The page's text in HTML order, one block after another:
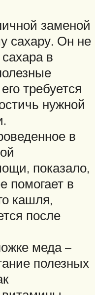
заменой
сахару. Он не
в
требуется
нужной
в
показало,
помогает в
кашля,
после
меда –
полезных